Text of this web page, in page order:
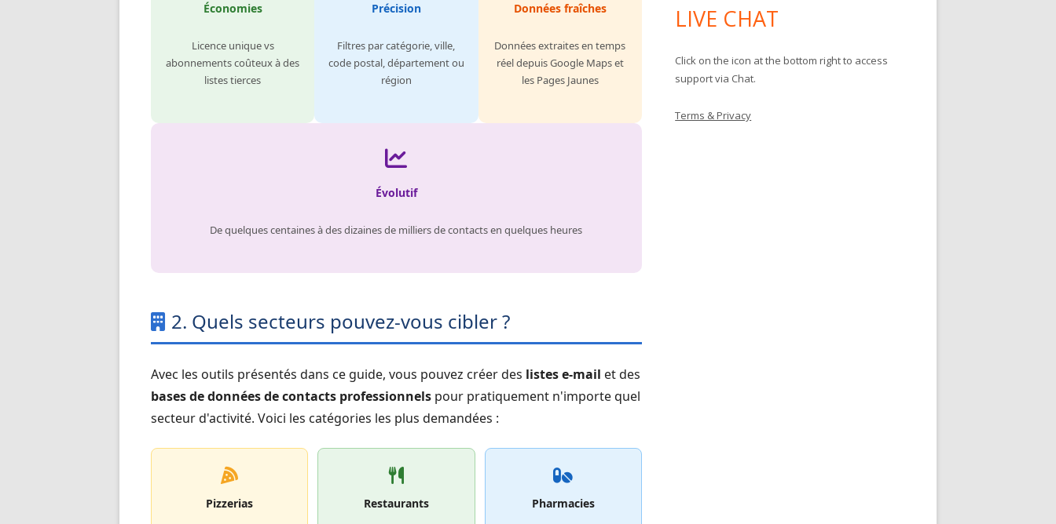
Économies
Licence unique vs
abonnements coûteux à des
listes tierces
Précision
Filtres par catégorie, ville,
code postal, département ou
région
Données fraîches
Données extraites en temps
réel depuis Google Maps et
les Pages Jaunes
Évolutif
De quelques centaines à des dizaines de milliers de contacts en quelques heures
2. Quels secteurs pouvez-vous cibler ?
Avec les outils présentés dans ce guide, vous pouvez créer des listes e-mail et des
bases de données de contacts professionnels pour pratiquement n'importe quel
secteur d'activité. Voici les catégories les plus demandées :
Pizzerias Restaurants Pharmacies
LIVE CHAT
Click on the icon at the bottom right to access
support via Chat.
Terms & Privacy